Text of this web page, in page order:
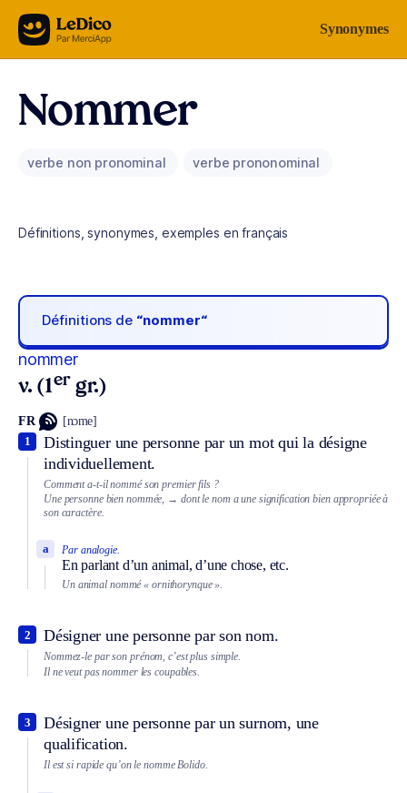
Aller au contenu Synonymes
Nommer
verbe non pronominal verbe prononominal
Définitions, synonymes, exemples en français
Définitions de “nommer“
nommer
v. (1er gr.)
FR [nɔme]
Distinguer une personne par un mot qui la désigne
individuellement.
1
Comment a-t-il nommé son premier fils ?
Une personne bien nommée, → dont le nom a une signification bien appropriée à
son caractère.
Par analogie.
En parlant d’un animal, d’une chose, etc.
a
Un animal nommé « ornithorynque ».
Désigner une personne par son nom.
2
Nommez-le par son prénom, c’est plus simple.
Il ne veut pas nommer les coupables.
Désigner une personne par un surnom, une
qualification.
3
Il est si rapide qu’on le nomme Bolido.